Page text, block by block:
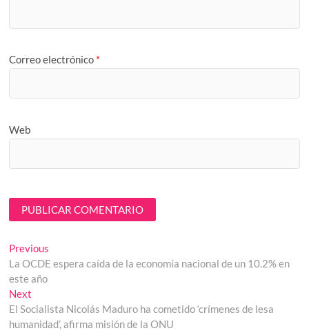
Correo electrónico *
Web
Navegación
de
entradas
Previous
post:
La OCDE espera caída de la economía nacional de un 10.2% en
este año
Next
post:
El Socialista Nicolás Maduro ha cometido ‘crímenes de lesa
humanidad’, afirma misión de la ONU